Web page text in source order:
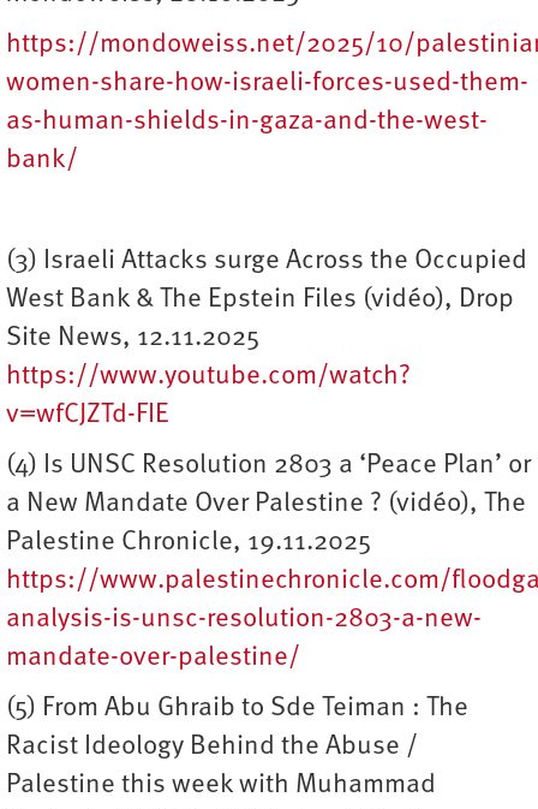
https://mondoweiss.net/2025/10/
women-share-how-israeli-forces-used-them-
as-human-shields-in-gaza-and-the-west-
bank/
(3) Israeli Attacks surge Across the Occupied
West Bank & The Epstein Files (vidéo), Drop
Site News, 12.11.2025
https://www.youtube.com/watch?
v=wfCJZTd-FIE
(4) Is UNSC Resolution 2803 a ‘Peace Plan’ or
a New Mandate Over Palestine ? (vidéo), The
Palestine Chronicle, 19.11.2025
https://www.palestinechronicle.com/
analysis-is-unsc-resolution-2803-a-new-
mandate-over-palestine/
(5) From Abu Ghraib to Sde Teiman : The
Racist Ideology Behind the Abuse /
Palestine this week with Muhammad